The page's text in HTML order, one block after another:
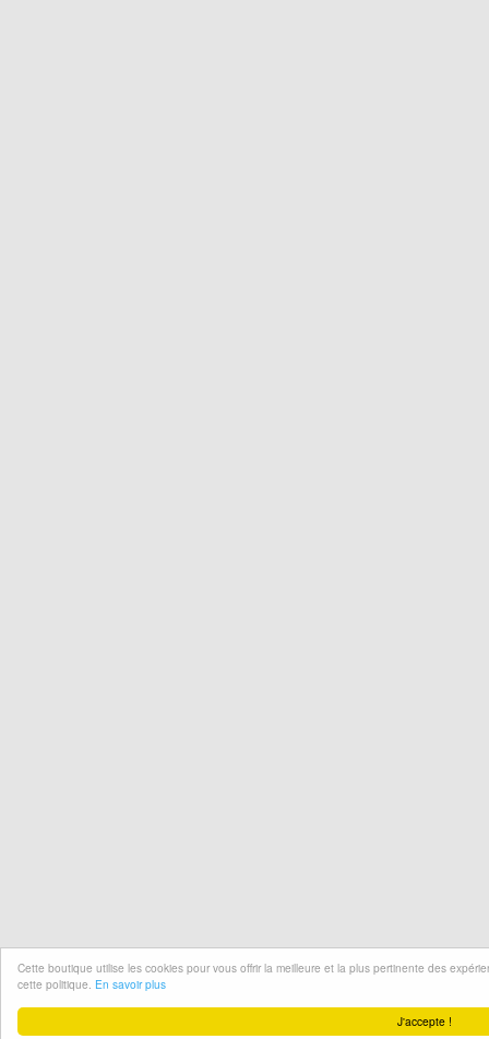
J'accepte !
Cette boutique utilise les cookies pour vous offrir la meilleure et la plus pertinente des
cette politique. En savoir plus